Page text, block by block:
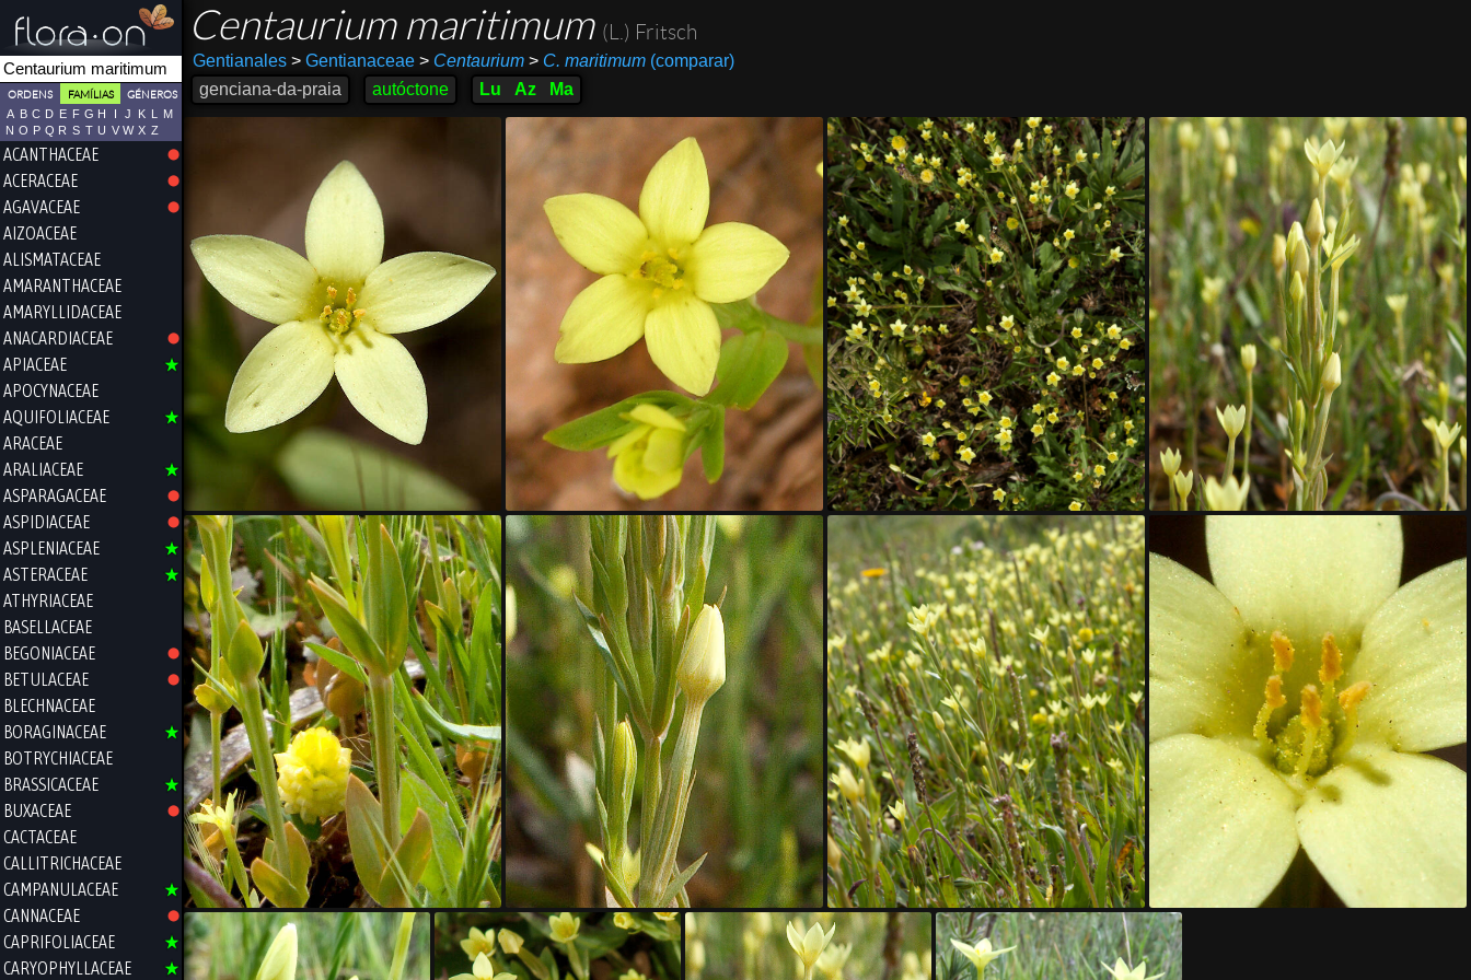
ORDENS FAMÍLIAS GÉNEROS
A B C D E F G H I J K L
M
N O P Q R S T U V W X Z
ACANTHACEAE
ACERACEAE
AGAVACEAE
AIZOACEAE
ALISMATACEAE
AMARANTHACEAE
AMARYLLIDACEAE
ANACARDIACEAE
APIACEAE
APOCYNACEAE
AQUIFOLIACEAE
ARACEAE
ARALIACEAE
ASPARAGACEAE
ASPIDIACEAE
ASPLENIACEAE
ASTERACEAE
ATHYRIACEAE
BASELLACEAE
BEGONIACEAE
BETULACEAE
BLECHNACEAE
BORAGINACEAE
BOTRYCHIACEAE
BRASSICACEAE
BUXACEAE
CACTACEAE
CALLITRICHACEAE
CAMPANULACEAE
CANNACEAE
CAPRIFOLIACEAE
CARYOPHYLLACEAE
Centaurium maritimum (L.) Fritsch
Gentianales >Gentianaceae > Centaurium > C. maritimum(comparar)
genciana-da-praia
autóctone Lu Az Ma